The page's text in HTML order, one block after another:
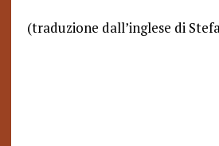
(traduzione dall’inglese di